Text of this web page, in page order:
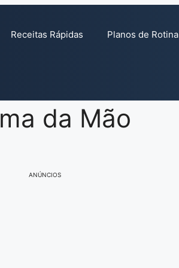
Receitas Rápidas Planos de Rotina
da Mão
ANÚNCIOS